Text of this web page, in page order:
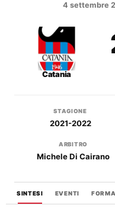
4 settembre
Catania
STAGIONE
2021-2022
ARBITRO
Michele Di Cairano
SINTESI EVENTI